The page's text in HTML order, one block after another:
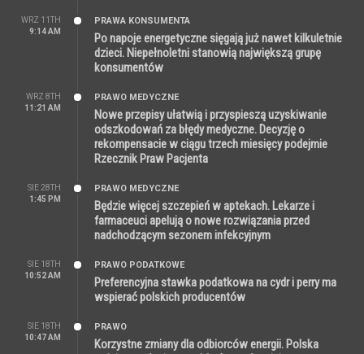
WRZ 11TH
9:14 AM
PRAWA KONSUMENTA
Po napoje energetyczne sięgają już nawet kilkuletnie
dzieci. Niepełnoletni stanowią największą grupę
konsumentów
WRZ 8TH
11:21 AM
PRAWO MEDYCZNE
Nowe przepisy ułatwią i przyspieszą uzyskiwanie
odszkodowań za błędy medyczne. Decyzję o
rekompensacie w ciągu trzech miesięcy podejmie
Rzecznik Praw Pacjenta
SIE 28TH
1:45 PM
PRAWO MEDYCZNE
Będzie więcej szczepień w aptekach. Lekarze i
farmaceuci apelują o nowe rozwiązania przed
nadchodzącym sezonem infekcyjnym
SIE 18TH
10:52 AM
PRAWO PODATKOWE
Preferencyjna stawka podatkowa na cydr i perry ma
wspierać polskich producentów
SIE 18TH
10:47 AM
PRAWO
Korzystne zmiany dla odbiorców energii. Polska